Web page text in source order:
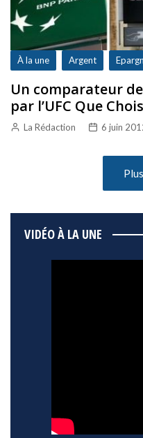
À la une Argent
Un comparateur
par l’UFC Que
La Rédaction 6 juin
VIDÉO À LA UNE